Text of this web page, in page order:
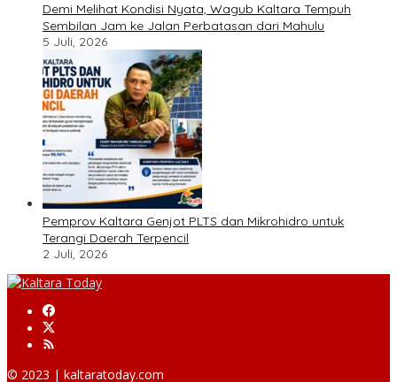
Demi Melihat Kondisi Nyata, Wagub Kaltara Tempuh
Sembilan Jam ke Jalan Perbatasan dari Mahulu
5 Juli, 2026
Pemprov Kaltara Genjot PLTS dan Mikrohidro untuk
Terangi Daerah Terpencil
2 Juli, 2026
© 2023 | kaltaratoday.com